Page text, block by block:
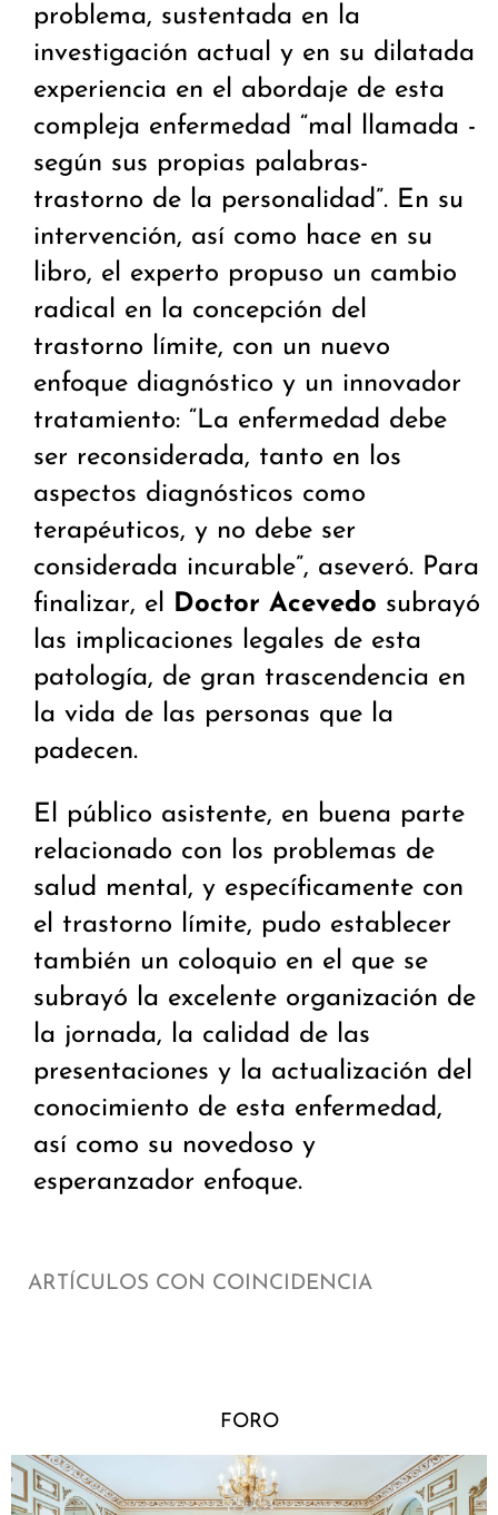
problema, sustentada en la
investigación actual y en su dilatada
experiencia en el abordaje de esta
compleja enfermedad “mal llamada -
según sus propias palabras-
trastorno de la personalidad”. En su
intervención, así como hace en su
libro, el experto propuso un cambio
radical en la concepción del
trastorno límite, con un nuevo
enfoque diagnóstico y un innovador
tratamiento: “La enfermedad debe
ser reconsiderada, tanto en los
aspectos diagnósticos como
terapéuticos, y no debe ser
considerada incurable”, aseveró. Para
finalizar, el Doctor Acevedo subrayó
las implicaciones legales de esta
patología, de gran trascendencia en
la vida de las personas que la
padecen.
El público asistente, en buena parte
relacionado con los problemas de
salud mental, y específicamente con
el trastorno límite, pudo establecer
también un coloquio en el que se
subrayó la excelente organización de
la jornada, la calidad de las
presentaciones y la actualización del
conocimiento de esta enfermedad,
así como su novedoso y
esperanzador enfoque.
ARTÍCULOS CON COINCIDENCIA
FORO